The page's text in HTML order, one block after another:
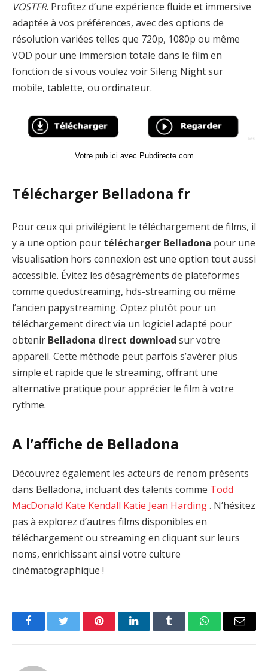
VOSTFR. Profitez d’une expérience fluide et immersive
adaptée à vos préférences, avec des options de
résolution variées telles que 720p, 1080p ou même
VOD pour une immersion totale dans le film en
fonction de si vous voulez voir Sileng Night sur
mobile, tablette, ou ordinateur.
Votre pub ici avec Pubdirecte.com
Télécharger Belladona fr
Pour ceux qui privilégient le téléchargement de films, il
y a une option pour télécharger Belladona pour une
visualisation hors connexion est une option tout aussi
accessible. Évitez les désagréments de plateformes
comme quedustreaming, hds-streaming ou même
l’ancien papystreaming. Optez plutôt pour un
téléchargement direct via un logiciel adapté pour
obtenir Belladona direct download sur votre
appareil. Cette méthode peut parfois s’avérer plus
simple et rapide que le streaming, offrant une
alternative pratique pour apprécier le film à votre
rythme.
A l’affiche de Belladona
Découvrez également les acteurs de renom présents
dans Belladona, incluant des talents comme Todd
MacDonald Kate Kendall Katie Jean Harding. N’hésitez
pas à explorez d’autres films disponibles en
téléchargement ou streaming en cliquant sur leurs
noms, enrichissant ainsi votre culture
cinématographique !
FacebookTwitter PinterestLinkedInTumblr WhatsAppEmail